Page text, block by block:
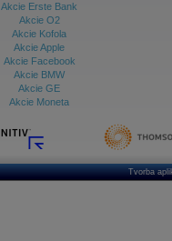
Akcie Erste Bank
Akcie O2
Akcie Kofola
Akcie Apple
Akcie Facebook
Akcie BMW
Akcie GE
Akcie Moneta
Tvorba